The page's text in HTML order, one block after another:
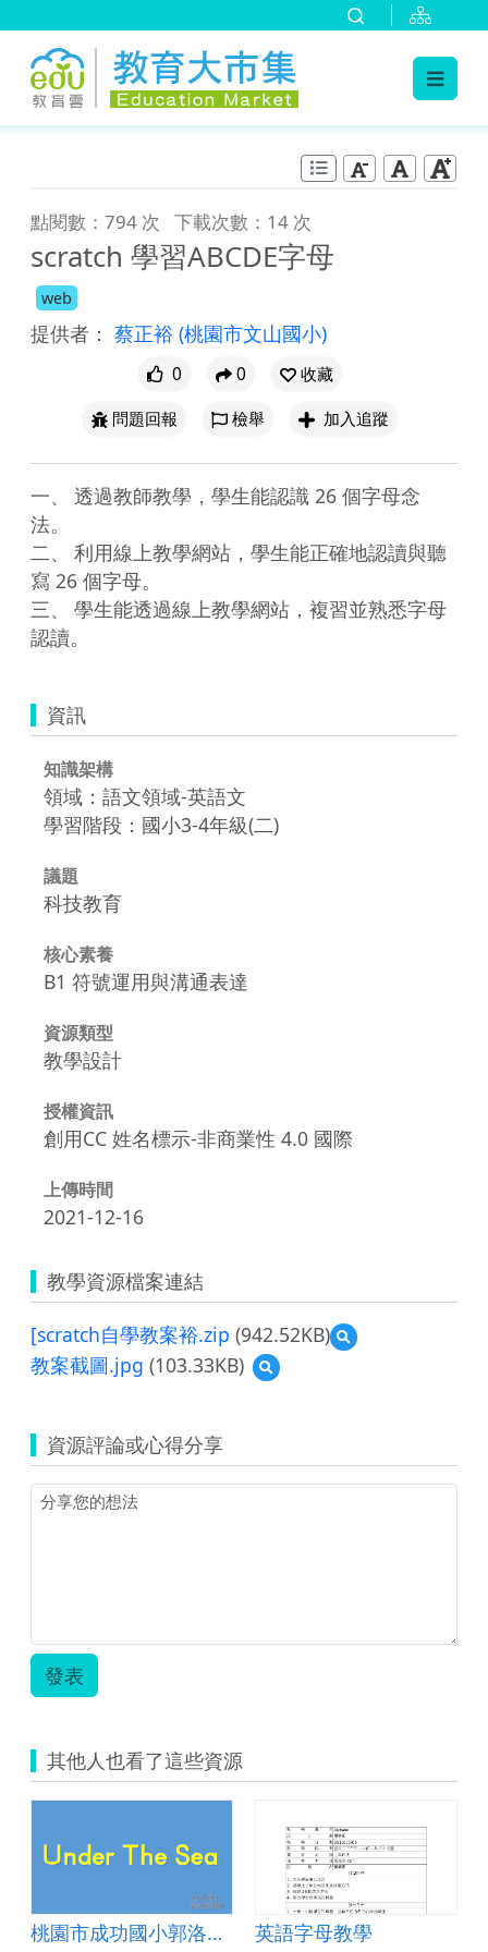
點閱數：794 次 下載次數：14 次
scratch 學習ABCDE字母
web
提供者： 蔡正裕 (桃園市文山國小)
0 0
收藏
問題回報
檢舉 加入追蹤
一、	透過教師教學，學生能認識 26 個字母念
法。
二、	利用線上教學網站，學生能正確地認讀與聽
寫 26 個字母。
三、	學生能透過線上教學網站，複習並熟悉字母
資訊
知識架構
領域：語文領域-英語文
學習階段：國小3-4年級(二)
議題
科技教育
核心素養
B1 符號運用與溝通表達
資源類型
教學設計
授權資訊
創用CC 姓名標示-非商業性 4.0 國際
上傳時間
2021-12-16
教學資源檔案連結
[scratch自學教案裕.zip (942.52KB)
預
覽
裕.zip
教案截圖.jpg (103.33KB)
預
覽
圖.jpg
資源評論或心得分享
發表
其他人也看了這些資源
桃園市成功國小郭洛瑄英文PPT 英語字母教學